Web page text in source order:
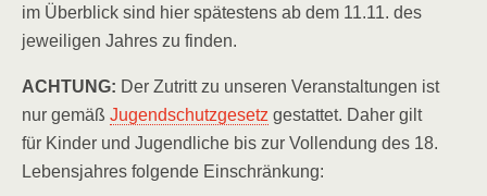
im Überblick sind hier spätestens ab dem 11.11. des
jeweiligen Jahres zu finden.
ACHTUNG: Der Zutritt zu unseren Veranstaltungen ist
nur gemäß Jugendschutzgesetz gestattet. Daher gilt
für Kinder und Jugendliche bis zur Vollendung des 18.
Lebensjahres folgende Einschränkung: